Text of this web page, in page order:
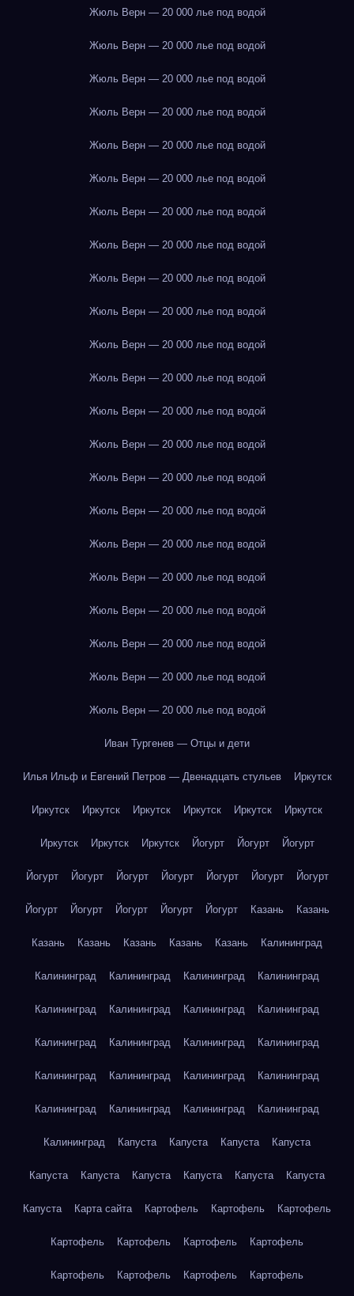
Жюль Верн — 20 000 лье под водой
Жюль Верн — 20 000 лье под водой
Жюль Верн — 20 000 лье под водой
Жюль Верн — 20 000 лье под водой
Жюль Верн — 20 000 лье под водой
Жюль Верн — 20 000 лье под водой
Жюль Верн — 20 000 лье под водой
Жюль Верн — 20 000 лье под водой
Жюль Верн — 20 000 лье под водой
Жюль Верн — 20 000 лье под водой
Жюль Верн — 20 000 лье под водой
Жюль Верн — 20 000 лье под водой
Жюль Верн — 20 000 лье под водой
Жюль Верн — 20 000 лье под водой
Жюль Верн — 20 000 лье под водой
Жюль Верн — 20 000 лье под водой
Жюль Верн — 20 000 лье под водой
Жюль Верн — 20 000 лье под водой
Жюль Верн — 20 000 лье под водой
Жюль Верн — 20 000 лье под водой
Жюль Верн — 20 000 лье под водой
Жюль Верн — 20 000 лье под водой
Иван Тургенев — Отцы и дети
Илья Ильф и Евгений Петров — Двенадцать стульев Иркутск
Иркутск Иркутск Иркутск Иркутск Иркутск Иркутск
Иркутск Иркутск Иркутск Йогурт Йогурт Йогурт
Йогурт Йогурт Йогурт Йогурт Йогурт Йогурт Йогурт
Йогурт Йогурт Йогурт Йогурт Йогурт Казань Казань
Казань Казань Казань Казань Казань Калининград
Калининград Калининград Калининград Калининград
Калининград Калининград Калининград Калининград
Калининград Калининград Калининград Калининград
Калининград Калининград Калининград Калининград
Калининград Калининград Калининград Калининград
Калининград Капуста Капуста Капуста Капуста
Капуста Капуста Капуста Капуста Капуста Капуста
Капуста Карта сайта Картофель Картофель Картофель
Картофель Картофель Картофель Картофель
Картофель Картофель Картофель Картофель